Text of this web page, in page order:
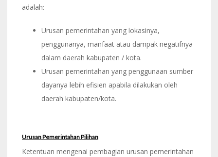
adalah:
Urusan pemerintahan yang lokasinya,
penggunanya, manfaat atau dampak negatifnya
dalam daerah kabupaten / kota.
Urusan pemerintahan yang penggunaan sumber
dayanya lebih efisien apabila dilakukan oleh
daerah kabupaten/kota.
Urusan Pemerintahan Pilihan
Ketentuan mengenai pembagian urusan pemerintahan